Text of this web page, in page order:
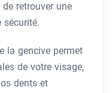
retrouver une
la gencive permet
de votre visage,
dents et